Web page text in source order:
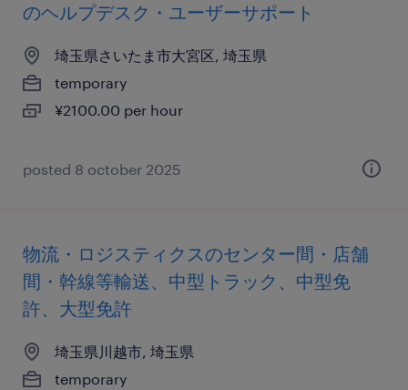
のヘルプデスク・ユーザーサポート
埼玉県さいたま市大宮区, 埼玉県
temporary
¥2100.00 per hour
posted 8 october 2025
物流・ロジスティクスのセンター間・店舗
間・幹線等輸送、中型トラック、中型免
許、大型免許
埼玉県川越市, 埼玉県
temporary